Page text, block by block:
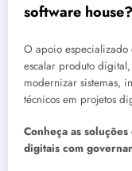
software house?
O apoio
escalar produto digital,
modernizar sistemas,
técnicos em projetos
Conheça as
digitais com